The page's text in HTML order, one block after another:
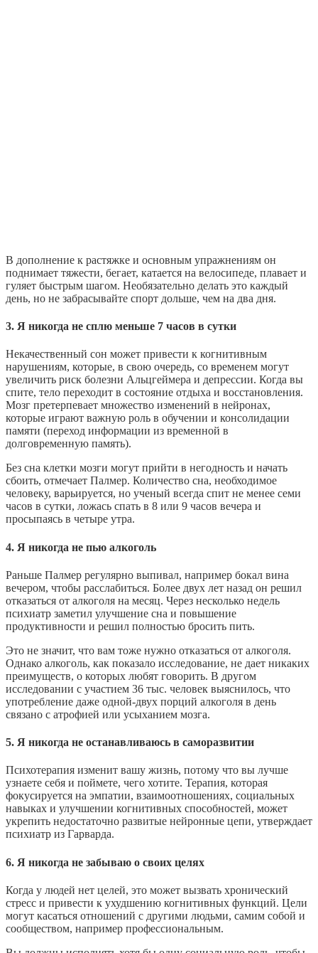
В дополнение к растяжке и основным упражнениям он
поднимает тяжести, бегает, катается на велосипеде, плавает и
гуляет быстрым шагом. Необязательно делать это каждый
день, но не забрасывайте спорт дольше, чем на два дня.
3. Я никогда не сплю меньше 7 часов в сутки
Некачественный сон может привести к когнитивным
нарушениям, которые, в свою очередь, со временем могут
увеличить риск болезни Альцгеймера и депрессии. Когда вы
спите, тело переходит в состояние отдыха и восстановления.
Мозг претерпевает множество изменений в нейронах,
которые играют важную роль в обучении и консолидации
памяти (переход информации из временной в
долговременную память).
Без сна клетки мозги могут прийти в негодность и начать
сбоить, отмечает Палмер. Количество сна, необходимое
человеку, варьируется, но ученый всегда спит не менее семи
часов в сутки, ложась спать в 8 или 9 часов вечера и
просыпаясь в четыре утра.
4. Я никогда не пью алкоголь
Раньше Палмер регулярно выпивал, например бокал вина
вечером, чтобы расслабиться. Более двух лет назад он решил
отказаться от алкоголя на месяц. Через несколько недель
психиатр заметил улучшение сна и повышение
продуктивности и решил полностью бросить пить.
Это не значит, что вам тоже нужно отказаться от алкоголя.
Однако алкоголь, как показало исследование, не дает никаких
преимуществ, о которых любят говорить. В другом
исследовании с участием 36 тыс. человек выяснилось, что
употребление даже одной-двух порций алкоголя в день
связано с атрофией или усыханием мозга.
5. Я никогда не останавливаюсь в саморазвитии
Психотерапия изменит вашу жизнь, потому что вы лучше
узнаете себя и поймете, чего хотите. Терапия, которая
фокусируется на эмпатии, взаимоотношениях, социальных
навыках и улучшении когнитивных способностей, может
укрепить недостаточно развитые нейронные цепи, утверждает
психиатр из Гарварда.
6. Я никогда не забываю о своих целях
Когда у людей нет целей, это может вызвать хронический
стресс и привести к ухудшению когнитивных функций. Цели
могут касаться отношений с другими людьми, самим собой и
сообществом, например профессиональным.